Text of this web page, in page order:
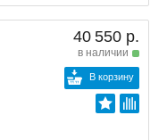
40 550 р.
в наличии
В корзину